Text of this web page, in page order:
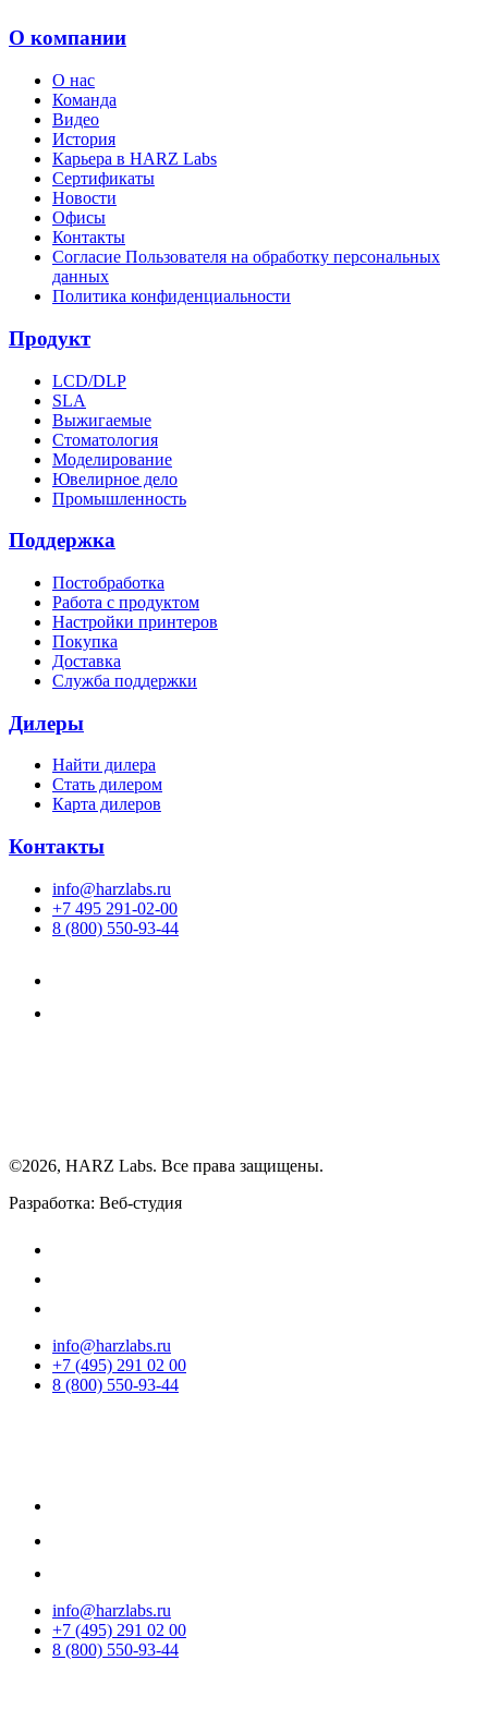
О компании
О нас
Команда
Видео
История
Карьера в HARZ Labs
Сертификаты
Новости
Офисы
Контакты
Согласие Пользователя на обработку персональных
данных
Политика конфиденциальности
Продукт
LCD/DLP
SLA
Выжигаемые
Стоматология
Моделирование
Ювелирное дело
Промышленность
Поддержка
Постобработка
Работа с продуктом
Настройки принтеров
Покупка
Доставка
Служба поддержки
Дилеры
Найти дилера
Cтать дилером
Карта дилеров
Контакты
info@harzlabs.ru
+7 495 291-02-00
8 (800) 550-93-44
©2026, HARZ Labs. Все права защищены.
Разработка: Веб-студия
info@harzlabs.ru
+7 (495) 291 02 00
8 (800) 550-93-44
info@harzlabs.ru
+7 (495) 291 02 00
8 (800) 550-93-44